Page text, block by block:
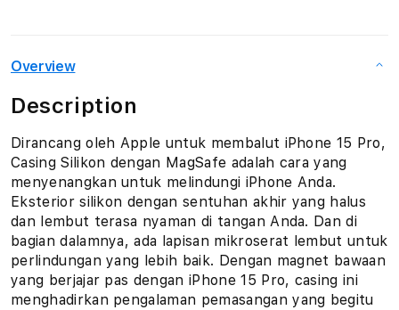
Overview
Description
Dirancang oleh Apple untuk membalut iPhone 15 Pro,
Casing Silikon dengan MagSafe adalah cara yang
menyenangkan untuk melindungi iPhone Anda.
Eksterior silikon dengan sentuhan akhir yang halus
dan lembut terasa nyaman di tangan Anda. Dan di
bagian dalamnya, ada lapisan mikroserat lembut untuk
perlindungan yang lebih baik. Dengan magnet bawaan
yang berjajar pas dengan iPhone 15 Pro, casing ini
menghadirkan pengalaman pemasangan yang begitu